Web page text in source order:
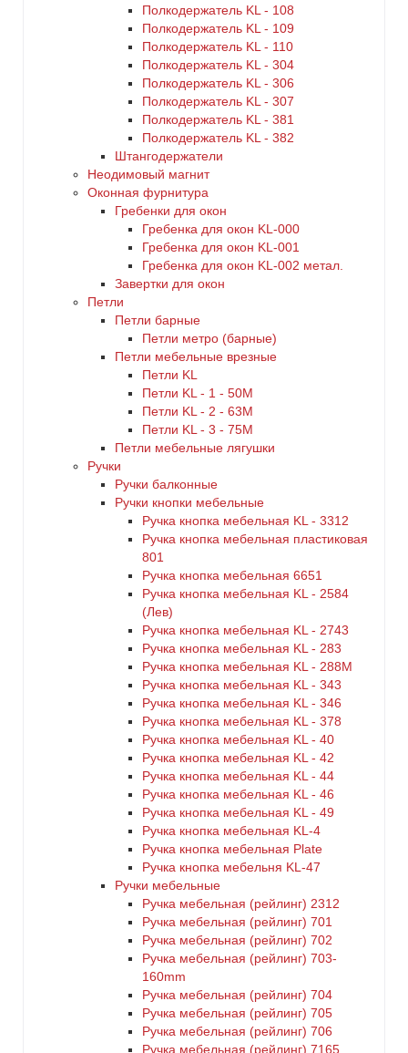
Полкодержатель KL - 108
Полкодержатель KL - 109
Полкодержатель KL - 110
Полкодержатель KL - 304
Полкодержатель KL - 306
Полкодержатель KL - 307
Полкодержатель KL - 381
Полкодержатель KL - 382
Штангодержатели
Неодимовый магнит
Оконная фурнитура
Гребенки для окон
Гребенка для окон KL-000
Гребенка для окон KL-001
Гребенка для окон KL-002 метал.
Завертки для окон
Петли
Петли барные
Петли метро (барные)
Петли мебельные врезные
Петли KL
Петли KL - 1 - 50M
Петли KL - 2 - 63M
Петли KL - 3 - 75M
Петли мебельные лягушки
Ручки
Ручки балконные
Ручки кнопки мебельные
Ручка кнопка мебельная KL - 3312
Ручка кнопка мебельная пластиковая
801
Ручка кнопка мебельная 6651
Ручка кнопка мебельная KL - 2584
(Лев)
Ручка кнопка мебельная KL - 2743
Ручка кнопка мебельная KL - 283
Ручка кнопка мебельная KL - 288M
Ручка кнопка мебельная KL - 343
Ручка кнопка мебельная KL - 346
Ручка кнопка мебельная KL - 378
Ручка кнопка мебельная KL - 40
Ручка кнопка мебельная KL - 42
Ручка кнопка мебельная KL - 44
Ручка кнопка мебельная KL - 46
Ручка кнопка мебельная KL - 49
Ручка кнопка мебельная KL-4
Ручка кнопка мебельная Plate
Ручка кнопка мебельня KL-47
Ручки мебельные
Ручка мебельная (рейлинг) 2312
Ручка мебельная (рейлинг) 701
Ручка мебельная (рейлинг) 702
Ручка мебельная (рейлинг) 703-
160mm
Ручка мебельная (рейлинг) 704
Ручка мебельная (рейлинг) 705
Ручка мебельная (рейлинг) 706
Ручка мебельная (рейлинг) 7165